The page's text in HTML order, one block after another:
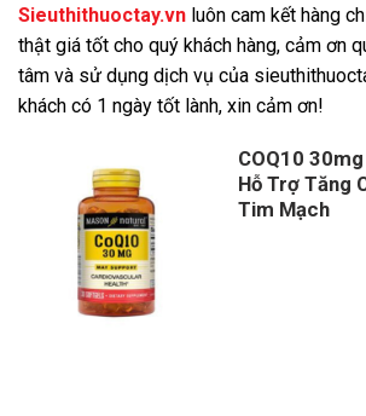
Sieuthithuoctay.vn luôn cam kết hàng
thật giá tốt cho quý khách hàng, cảm ơn
tâm và sử dụng dịch vụ của
khách có 1 ngày tốt lành, xin cảm ơn!
COQ10
Hỗ Trợ Tăng
Tim Mạch